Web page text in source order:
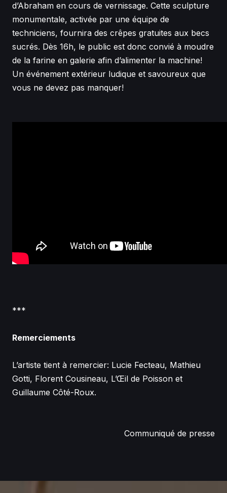
d’Abraham en cours de vernissage. Cette sculpture
monumentale, activée par une équipe de
techniciens, fournira des crêpes gratuites aux becs
sucrés. Dès 16h, le public est donc convié à moudre
de la farine en galerie afin d’alimenter la machine!
Un événement extérieur ludique et savoureux que
vous ne devez pas manquer!
***
Remerciements
L’artiste tient à remercier: Lucie Fecteau, Mathieu
Gotti, Florent Cousineau, L’Œil de Poisson et
Guillaume Côté-Roux.
Communiqué de presse